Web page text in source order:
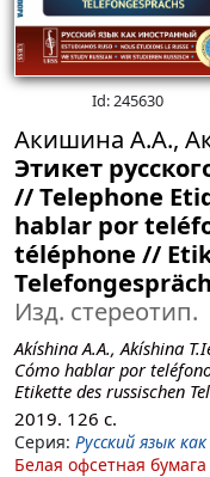
Id: 245630
Акишина А.А.,
Этикет
// Telephone
hablar por
téléphone //
Изд. стереотип.
Akíshina A.A., Akíshina
Cómo hablar por
Etikette des russischen
2019. 126 с.
Серия: Русский язык
Белая офсетная бумага